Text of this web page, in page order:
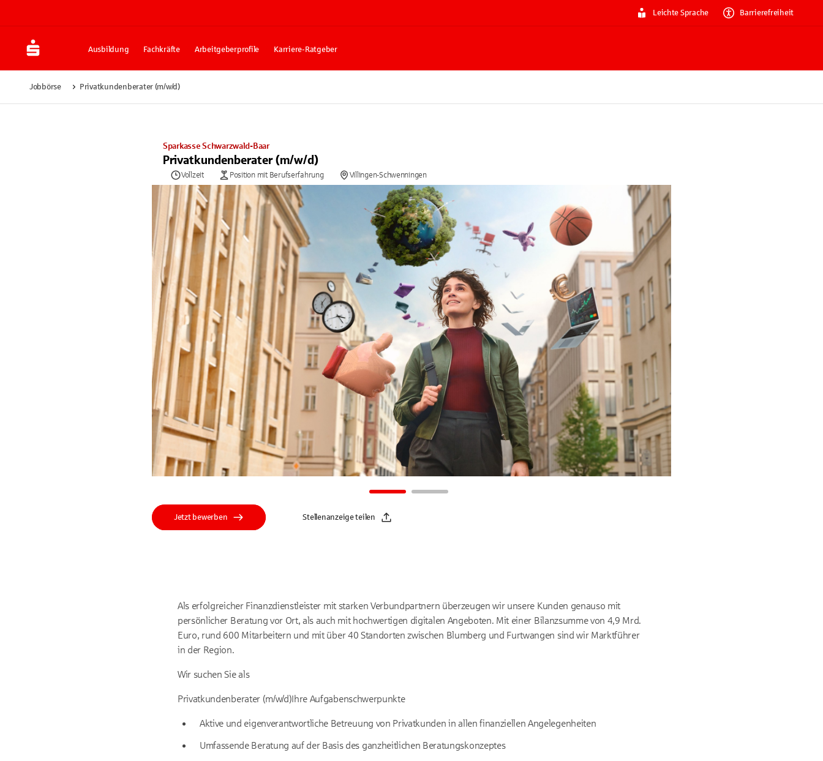
Leichte Sprache Barrierefreiheit
Ausbildung Fachkräfte Arbeitgeberprofile Karriere-Ratgeber
Jobbörse Privatkundenberater (m/w/d)
Sparkasse Schwarzwald-Baar
Privatkundenberater (m/w/d)
Vollzeit Position mit Berufserfahrung Villingen-Schwenningen
Jetzt bewerben Stellenanzeige teilen
Als erfolgreicher Finanzdienstleister mit starken Verbundpartnern überzeugen wir unsere Kunden genauso mit
persönlicher Beratung vor Ort, als auch mit hochwertigen digitalen Angeboten. Mit einer Bilanzsumme von 4,9 Mrd.
Euro, rund 600 Mitarbeitern und mit über 40 Standorten zwischen Blumberg und Furtwangen sind wir Marktführer
in der Region.
Wir suchen Sie als
Privatkundenberater (m/w/d)Ihre Aufgabenschwerpunkte
Aktive und eigenverantwortliche Betreuung von Privatkunden in allen finanziellen Angelegenheiten
Umfassende Beratung auf der Basis des ganzheitlichen Beratungskonzeptes